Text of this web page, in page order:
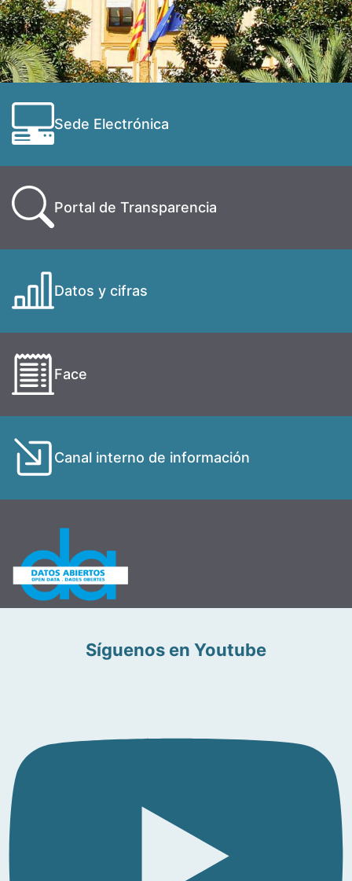
Sede Electrónica
Portal de Transparencia
Datos y cifras
Face
Canal interno de información
Síguenos en Youtube